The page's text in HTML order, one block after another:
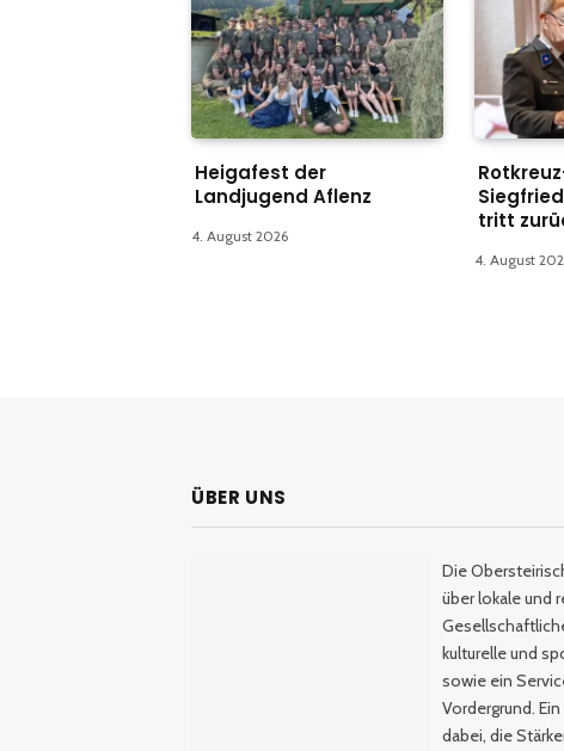
Heigafest der
Landjugend Aflenz
4. August 2026
tritt
4. August
ÜBER UNS
Die
über lokale und
kulturelle und
sowie ein
Vordergrund.
dabei, die